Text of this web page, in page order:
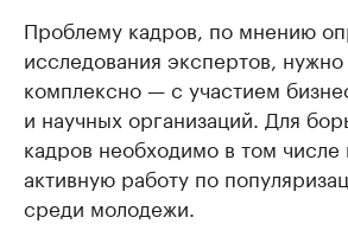
Проблему кадров, по мнению
исследования экспертов,
комплексно — с участием
и научных организаций. Для
кадров необходимо в том числе
активную работу по
среди молодежи.